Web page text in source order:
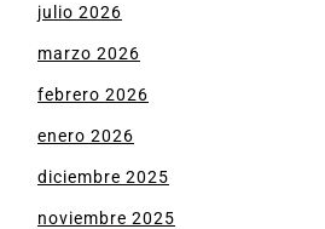
julio 2026
marzo 2026
febrero 2026
enero 2026
diciembre 2025
noviembre 2025